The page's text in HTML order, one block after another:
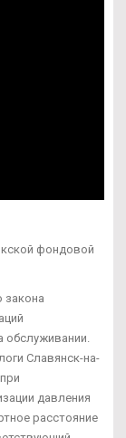
фондовой
закона
обслуживании.
Славянск-на-
давления
расстояние